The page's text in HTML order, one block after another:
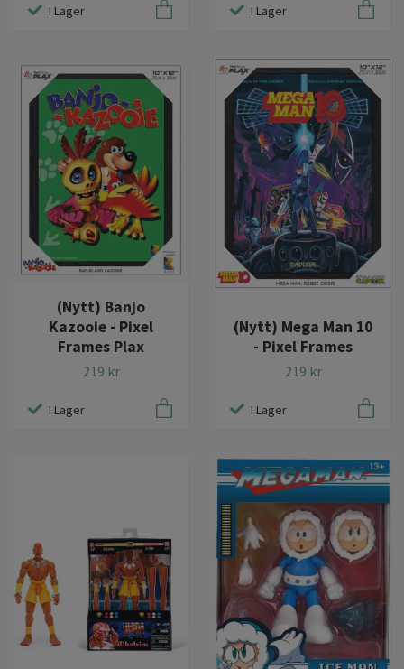
I Lager I Lager
(Nytt) Banjo
Kazooie - Pixel
Frames Plax
219 kr
I Lager
(Nytt) Mega Man 10
- Pixel Frames
219 kr
I Lager